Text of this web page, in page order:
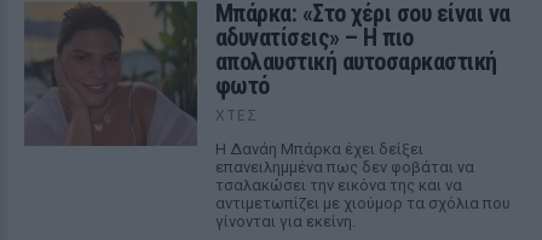
Μπάρκα: «Στο χέρι σου είναι να
αδυνατίσεις» – Η πιο
απολαυστική αυτοσαρκαστική
φωτό
ΧΤΕΣ
Η Δανάη Μπάρκα έχει δείξει
επανειλημμένα πως δεν φοβάται να
τσαλακώσει την εικόνα της και να
αντιμετωπίζει με χιούμορ τα σχόλια που
γίνονται για εκείνη.